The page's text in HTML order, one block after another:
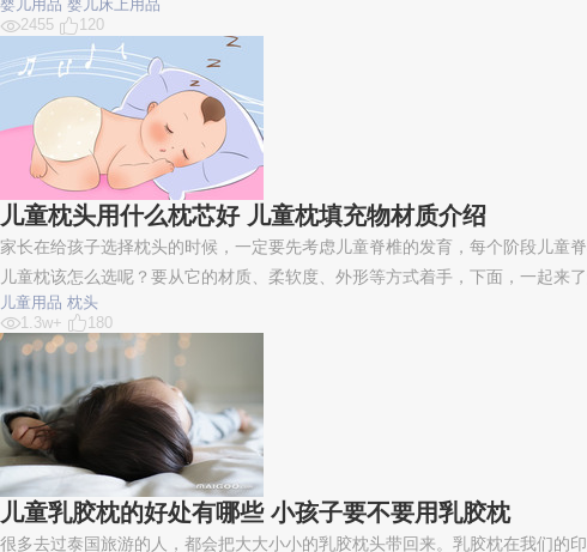
婴儿用品 婴儿床上用品
2455
120
儿童枕头用什么枕芯好 儿童枕填充物材质介绍
家长在给孩子选择枕头的时候，一定要先考虑儿童脊椎的发育，每个阶段儿童
儿童枕该怎么选呢？要从它的材质、柔软度、外形等方式着手，下面，一起来了
儿童用品 枕头
1.3w+
180
儿童乳胶枕的好处有哪些 小孩子要不要用乳胶枕
很多去过泰国旅游的人，都会把大大小小的乳胶枕头带回来。乳胶枕在我们